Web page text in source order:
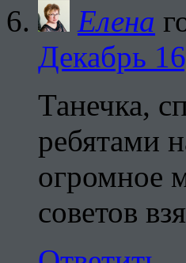
Елена
Декабрь
Танечка,
ребятами
огромное
советов